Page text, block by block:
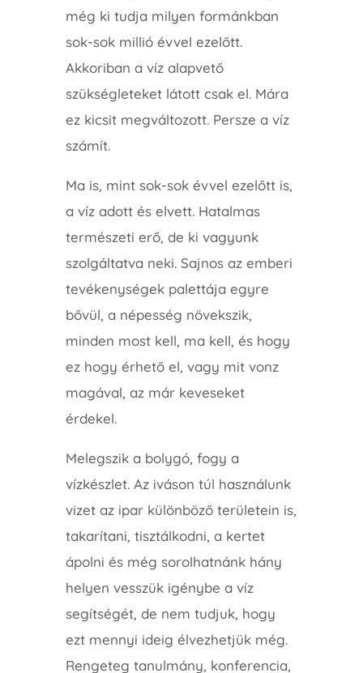
még ki tudja milyen formánkban
sok-sok millió évvel ezelőtt.
Akkoriban a víz alapvető
szükségleteket látott csak el. Mára
ez kicsit megváltozott. Persze a víz
számít.
Ma is, mint sok-sok évvel ezelőtt is,
a víz adott és elvett. Hatalmas
természeti erő, de ki vagyunk
szolgáltatva neki. Sajnos az emberi
tevékenységek palettája egyre
bővül, a népesség növekszik,
minden most kell, ma kell, és hogy
ez hogy érhető el, vagy mit vonz
magával, az már keveseket
érdekel.
Melegszik a bolygó, fogy a
vízkészlet. Az iváson túl használunk
vizet az ipar különböző területein is,
takarítani, tisztálkodni, a kertet
ápolni és még sorolhatnánk hány
helyen vesszük igénybe a víz
segítségét, de nem tudjuk, hogy
ezt mennyi ideig élvezhetjük még.
Rengeteg tanulmány, konferencia,